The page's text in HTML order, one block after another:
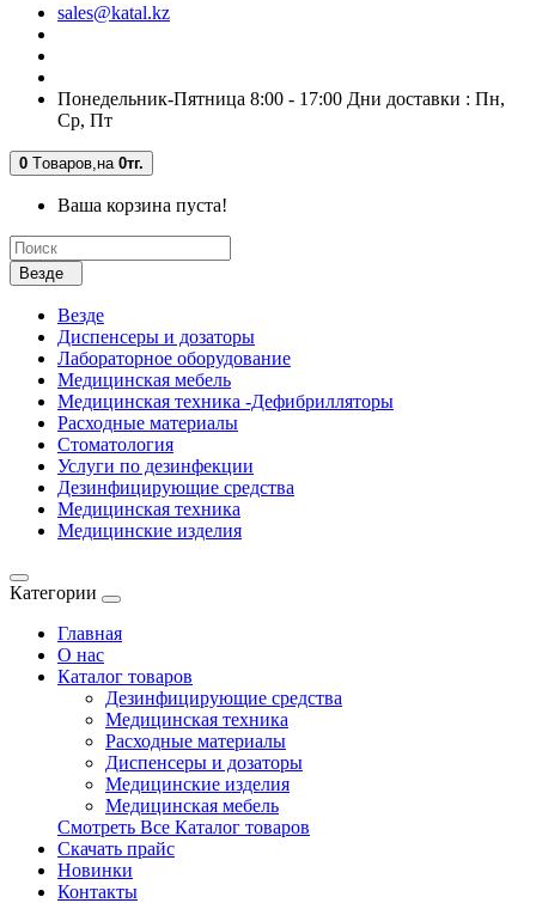
sales@katal.kz
Понедельник-Пятница 8:00 - 17:00 Дни доставки : Пн,
Ср, Пт
0 Tоваров, на 0тг.
Ваша корзина пуста!
Везде
Везде
Диспенсеры и дозаторы
Лабораторное оборудование
Медицинская мебель
Медицинская техника -Дефибрилляторы
Расходные материалы
Стоматология
Услуги по дезинфекции
Дезинфицирующие средства
Медицинская техника
Медицинские изделия
Категории
Главная
О нас
Каталог товаров
Дезинфицирующие средства
Медицинская техника
Расходные материалы
Диспенсеры и дозаторы
Медицинские изделия
Медицинская мебель
Смотреть Все Каталог товаров
Скачать прайс
Новинки
Контакты